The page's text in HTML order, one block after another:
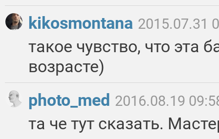
kikosmontana 2015.07.31
такое чувство, что эта
возрасте)
photo_med 2016.08.19
та че тут сказать.